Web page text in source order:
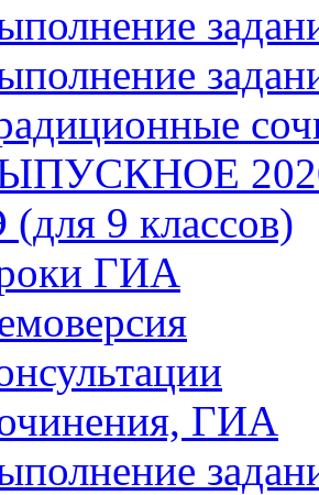
9 классов)
ГИА
ГИА